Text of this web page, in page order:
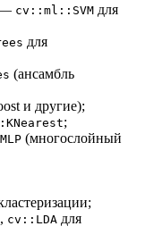
cv::ml::SVM для
для
(ансамбль
и другие);
;
(многослойный
, cv::LDA для